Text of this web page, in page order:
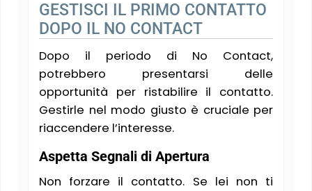
GESTISCI IL PRIMO CONTATTO
DOPO IL NO CONTACT
Dopo il periodo di No Contact,
potrebbero presentarsi delle
opportunità per ristabilire il contatto.
Gestirle nel modo giusto è cruciale per
riaccendere l’interesse.
Aspetta Segnali di Apertura
Non forzare il contatto. Se lei non ti